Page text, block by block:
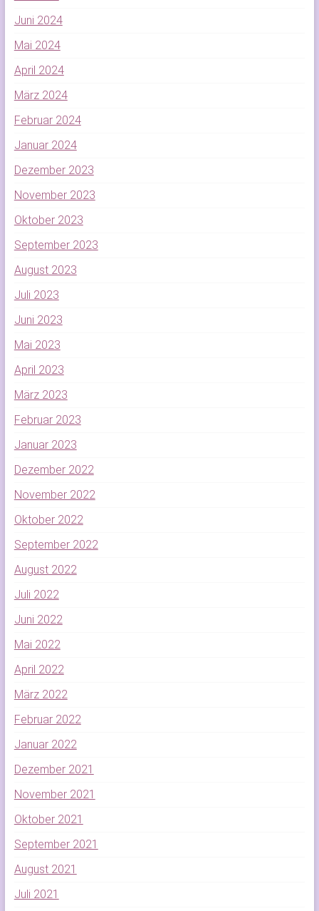
Juni 2024
Mai 2024
April 2024
März 2024
Februar 2024
Januar 2024
Dezember 2023
November 2023
Oktober 2023
September 2023
August 2023
Juli 2023
Juni 2023
Mai 2023
April 2023
März 2023
Februar 2023
Januar 2023
Dezember 2022
November 2022
Oktober 2022
September 2022
August 2022
Juli 2022
Juni 2022
Mai 2022
April 2022
März 2022
Februar 2022
Januar 2022
Dezember 2021
November 2021
Oktober 2021
September 2021
August 2021
Juli 2021